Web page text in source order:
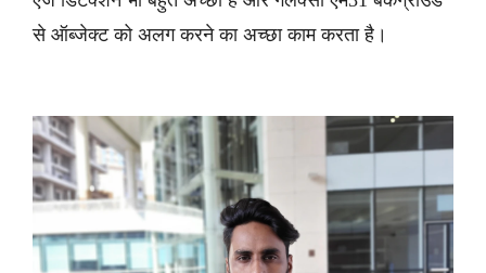
से ऑब्जेक्ट को अलग करने का अच्छा काम करता है।